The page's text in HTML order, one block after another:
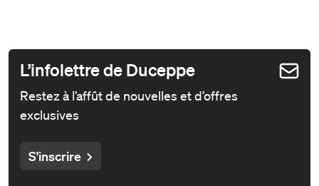
L’infolettre de Duceppe
Restez à l’affût de nouvelles et d’offres
exclusives
S'inscrire